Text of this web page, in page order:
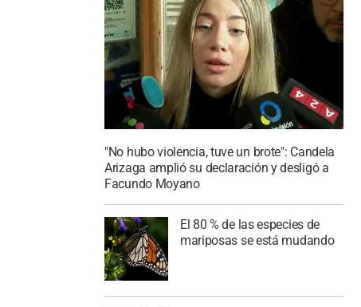
"No hubo violencia, tuve un brote": Candela
Arizaga amplió su declaración y desligó a
Facundo Moyano
El 80 % de las especies de
mariposas se está mudando